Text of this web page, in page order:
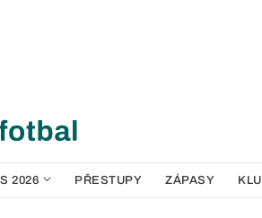
2026 PŘESTUPY ZÁPASY